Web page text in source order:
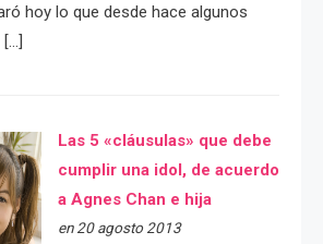
hoy lo que desde hace algunos
Las 5 «cláusulas» que debe
cumplir una idol, de acuerdo
a Agnes Chan e hija
en 20 agosto 2013